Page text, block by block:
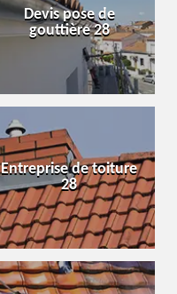
Devis pose de
gouttière 28
Entreprise de toiture
28